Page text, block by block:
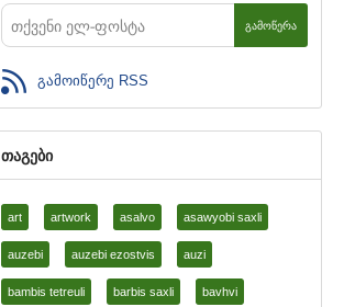
ᲒᲐᲛᲝᲬᲔᲠᲐ
გამოიწერე RSS
თაგები
art artwork asalvo asawyobi saxli
auzebi auzebi ezostvis auzi
bambis tetreuli barbis saxli bavhvi